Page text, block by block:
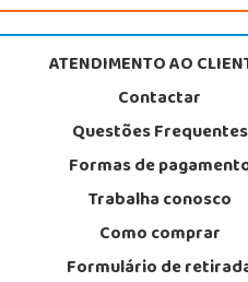
ATENDIMENTO AO
Contactar
Questões Frequentes
Formas de
Trabalha conosco
Como comprar
Formulário de